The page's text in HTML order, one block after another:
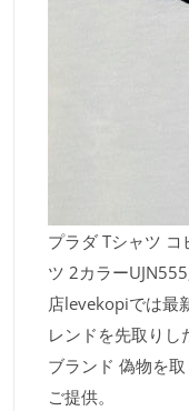
プラダ Tシャツ
ツ 2カラー
店levekopiでは最
レンドを先取りし
ブランド 偽物を
ご提供。